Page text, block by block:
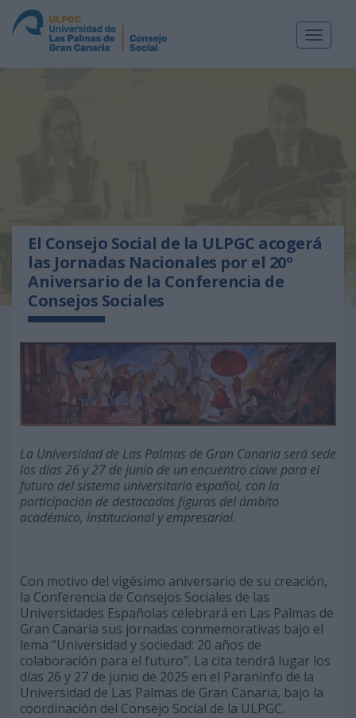
Toggle
El Consejo Social de la ULPGC acogerá
las Jornadas Nacionales por el 20º
Aniversario de la Conferencia de
Consejos Sociales
La Universidad de Las Palmas de Gran Canaria será sede
los días 26 y 27 de junio de un encuentro clave para el
futuro del sistema universitario español, con la
participación de destacadas figuras del ámbito
académico, institucional y empresarial.
Con motivo del vigésimo aniversario de su creación,
la Conferencia de Consejos Sociales de las
Universidades Españolas celebrará en Las Palmas de
Gran Canaria sus jornadas conmemorativas bajo el
lema “Universidad y sociedad: 20 años de
colaboración para el futuro”. La cita tendrá lugar los
días 26 y 27 de junio de 2025 en el Paraninfo de la
Universidad de Las Palmas de Gran Canaria, bajo la
coordinación del Consejo Social de la ULPGC.